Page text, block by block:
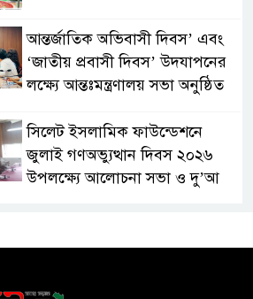
আন্তর্জাতিক অভিবাসী দিবস’ এবং
‘জাতীয় প্রবাসী দিবস’ উদযাপনের
লক্ষ্যে আন্তঃমন্ত্রণালয় সভা অনুষ্ঠিত
সিলেট ইসলামিক ফাউন্ডেশনে
জুলাই গণঅভ্যুত্থান দিবস ২০২৬
উপলক্ষ্যে আলোচনা সভা ও দু’আ
পরিবেশ রক্ষায় ব্যক্তিগত উদ্যোগ
বিভাগীয় কমিশনার